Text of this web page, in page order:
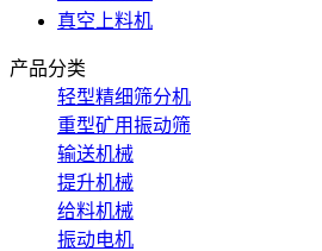
真空上料机
产品分类
轻型精细筛分机
重型矿用振动筛
输送机械
提升机械
给料机械
振动电机